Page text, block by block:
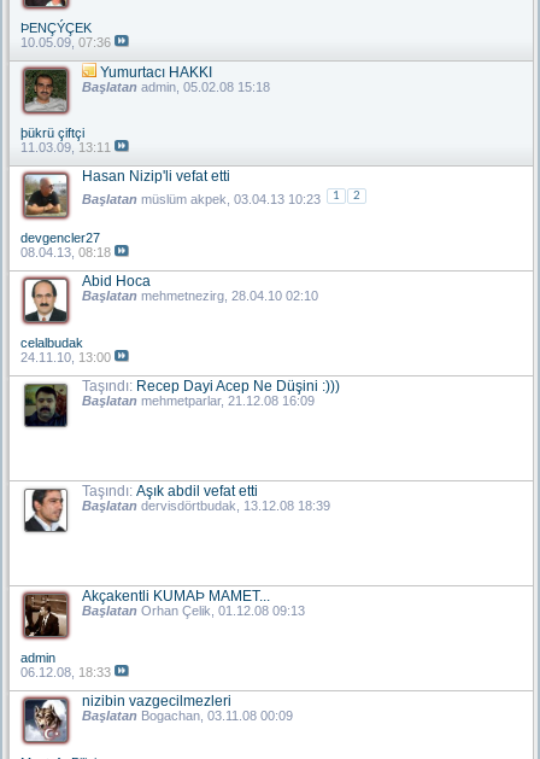
ÞENÇÝÇEK
10.05.09, 07:36
Yumurtacı HAKKI
Başlatan admin, 05.02.08 15:18
þükrü çiftçi
11.03.09, 13:11
Hasan Nizip'li vefat etti
Başlatan müslüm akpek , 03.04.13 10:23 1 2
devgencler27
08.04.13, 08:18
Abid Hoca
Başlatan mehmetnezirg , 28.04.10 02:10
celalbudak
24.11.10, 13:00
Taşındı: Recep Dayi Acep Ne Düşini :)))
Başlatan mehmetparlar, 21.12.08 16:09
Taşındı: Aşık abdil vefat etti
Başlatan dervisdörtbudak , 13.12.08 18:39
Akçakentli KUMAÞ MAMET...
Başlatan Orhan Çelik , 01.12.08 09:13
admin
06.12.08, 18:33
nizibin vazgecilmezleri
Başlatan Bogachan , 03.11.08 00:09